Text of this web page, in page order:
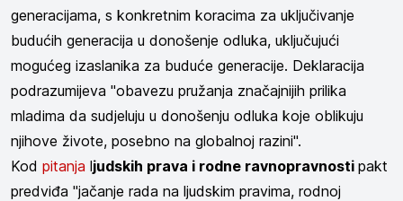
generacijama, s konkretnim koracima za uključivanje
budućih generacija u donošenje odluka, uključujući
mogućeg izaslanika za buduće generacije. Deklaracija
podrazumijeva "obavezu pružanja značajnijih prilika
mladima da sudjeluju u donošenju odluka koje oblikuju
njihove živote, posebno na globalnoj razini".
Kod pitanja ljudskih prava i rodne ravnopravnosti pakt
predviđa "jačanje rada na ljudskim pravima, rodnoj